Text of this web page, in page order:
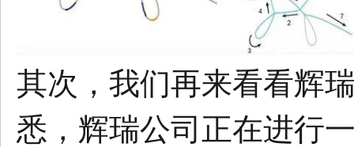
其次，我们再来看看辉
悉，辉瑞公司正在进行